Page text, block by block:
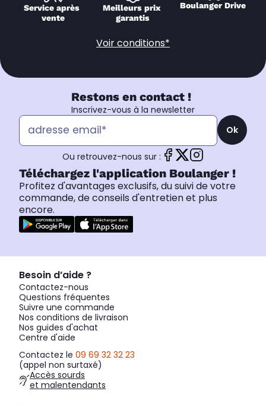
Service après
vente
Meilleurs prix
garantis
Boulanger Drive
Voir conditions*
Restons en contact !
Inscrivez-vous à la newsletter
Ok
Ou retrouvez-nous sur :
Téléchargez l'application Boulanger !
Profitez d'avantages exclusifs, du suivi de votre
commande, de conseils d'entretien et plus
encore.
Besoin d’aide ?
Contactez-nous
Questions fréquentes
Suivre une commande
Nos conditions de livraison
Nos guides d'achat
Centre d'aide
Contactez le 09 69 32 32 23
(appel non surtaxé)
Accès sourds
et malentendants